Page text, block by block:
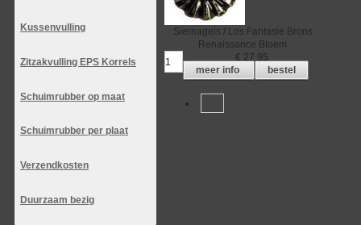
Kussenvulling
Zitzakvulling EPS Korrels
Schuimrubber op maat
Schuimrubber per plaat
Verzendkosten
Duurzaam bezig
Siernagels / Los Fantasie Brons
Renaissance Bloem
€ 27,95
meer info
bestel